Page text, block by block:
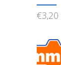
€3,20